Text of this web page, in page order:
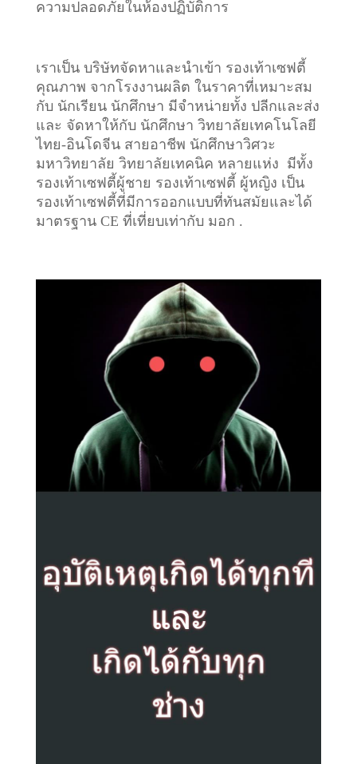
ความปลอดภัยในห้องปฏิบัติการ
เราเป็น บริษัทจัดหาและนำเข้า รองเท้าเซฟตี้
คุณภาพ จากโรงงานผลิต ในราคาที่เหมาะสม
กับ นักเรียน นักศึกษา มีจำหน่ายทั้ง ปลีกและส่ง
และ จัดหาให้กับ นักศึกษา วิทยาลัยเทคโนโลยี
ไทย-อินโดจีน สายอาชีพ นักศึกษาวิศวะ
มหาวิทยาลัย วิทยาลัยเทคนิค หลายแห่ง มีทั้ง
รองเท้าเซฟตี้ผู้ชาย รองเท้าเซฟตี้ ผู้หญิง เป็น
รองเท้าเซฟตี้ที่มีการออกแบบที่ทันสมัยและได้
มาตรฐาน CE ที่เที่ยบเท่ากับ มอก .